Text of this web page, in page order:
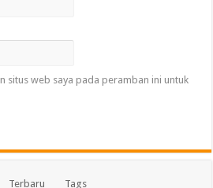
situs web saya pada peramban ini untuk
Terbaru Tags